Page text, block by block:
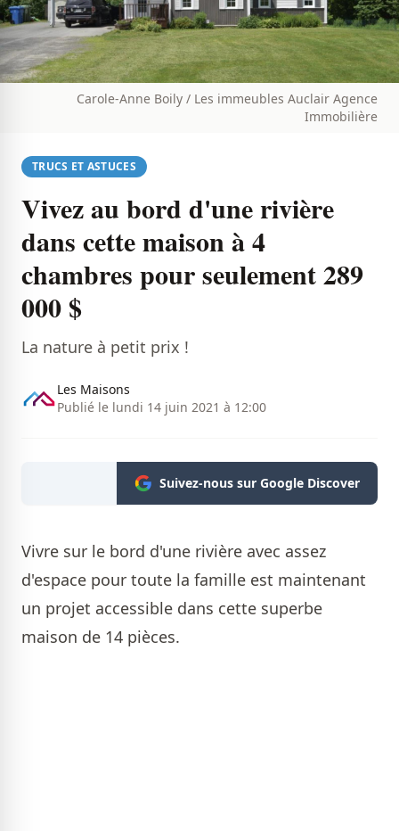
Carole-Anne Boily / Les immeubles Auclair Agence
Immobilière​
TRUCS ET ASTUCES
Vivez au bord d'une rivière
dans cette maison à 4
chambres pour seulement 289
000 $
La nature à petit prix !
Les Maisons
Publié le lundi 14 juin 2021 à 12:00
Suivez-nous sur Google Discover
Vivre sur le bord d'une rivière avec assez
d'espace pour toute la famille est maintenant
un projet accessible dans cette superbe
maison de 14 pièces.